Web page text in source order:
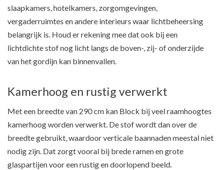
slaapkamers, hotelkamers, zorgomgevingen,
vergaderruimtes en andere interieurs waar lichtbeheersing
belangrijk is. Houd er rekening mee dat ook bij een
lichtdichte stof nog licht langs de boven-, zij- of onderzijde
van het gordijn kan binnenvallen.
Kamerhoog en rustig verwerkt
Met een breedte van 290 cm kan Block bij veel raamhoogtes
kamerhoog worden verwerkt. De stof wordt dan over de
breedte gebruikt, waardoor verticale baannaden meestal niet
nodig zijn. Dat zorgt vooral bij brede ramen en grote
glaspartijen voor een rustig en doorlopend beeld.